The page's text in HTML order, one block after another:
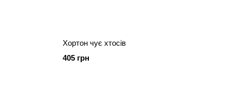
Хортон чує хтосів
405 грн